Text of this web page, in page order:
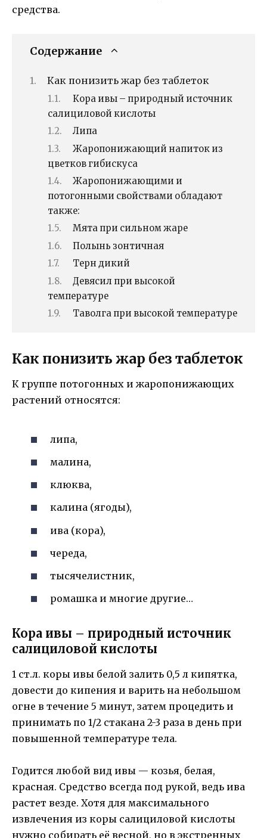
средства.
Содержание
Как понизить жар без таблеток
Кора ивы – природный источник
салициловой кислоты
Липа
Жаропонижающий напиток из
цветков гибискуса
Жаропонижающими и
потогонными свойствами обладают
также:
Мята при сильном жаре
Полынь зонтичная
Терн дикий
Девясил при высокой
температуре
Таволга при высокой температуре
Как понизить жар без таблеток
К группе потогонных и жаропонижающих
растений относятся:
липа,
малина,
клюква,
калина (ягоды),
ива (кора),
череда,
тысячелистник,
ромашка и многие другие…
Кора ивы – природный источник
салициловой кислоты
1 ст.л. коры ивы белой залить 0,5 л кипятка,
довести до кипения и варить на небольшом
огне в течение 5 минут, затем процедить и
принимать по 1/2 стакана 2-3 раза в день при
повышенной температуре тела.
Годится любой вид ивы — козья, белая,
красная. Средство всегда под рукой, ведь ива
растет везде. Хотя для максимального
извлечения из коры салициловой кислоты
нужно собирать её весной, но в экстренных